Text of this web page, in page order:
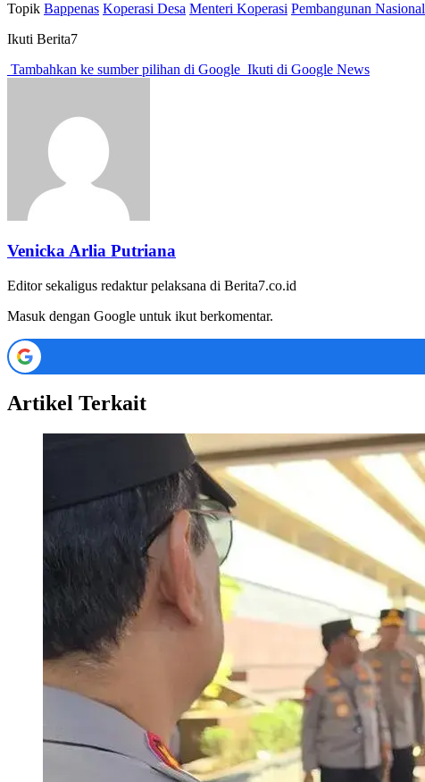
Topik Bappenas Koperasi Desa Menteri Koperasi Pembangunan Nasional
Ikuti Berita7
Tambahkan ke sumber pilihan di Google Ikuti di Google News
Venicka Arlia Putriana
Editor sekaligus redaktur pelaksana di Berita7.co.id
Masuk dengan Google untuk ikut berkomentar.
Artikel Terkait